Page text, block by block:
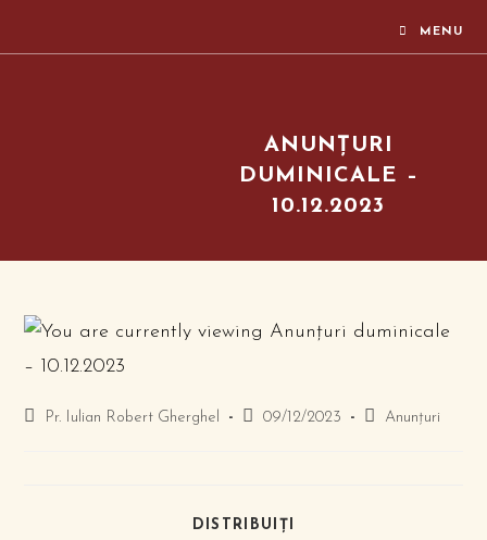
MENU
ANUNȚURI
DUMINICALE –
10.12.2023
Pr. Iulian Robert Gherghel 09/12/2023 Anunțuri
DISTRIBUIȚI